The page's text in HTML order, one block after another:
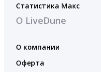
Статистика Макс
О LiveDune
О компании
Оферта